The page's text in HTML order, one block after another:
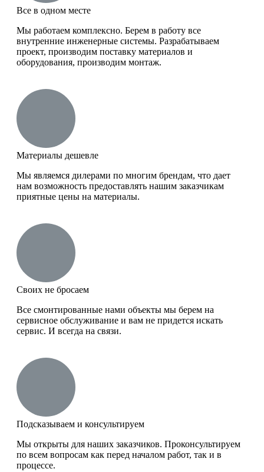
Все в одном месте
Мы работаем комплексно. Берем в работу все
внутренние инженерные системы. Разрабатываем
проект, производим поставку материалов и
оборудования, производим монтаж.
Материалы дешевле
Мы являемся дилерами по многим брендам, что дает
нам возможность предоставлять нашим заказчикам
приятные цены на материалы.
Своих не бросаем
Все смонтированные нами объекты мы берем на
сервисное обслуживание и вам не придется искать
сервис. И всегда на связи.
Подсказываем и консультируем
Мы открыты для наших заказчиков. Проконсультируем
по всем вопросам как перед началом работ, так и в
процессе.